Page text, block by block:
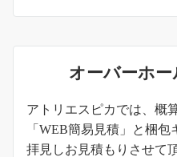
オーバーホ
アトリエスピカでは、概
「WEB簡易見積」と梱
拝見しお見積もりさせて